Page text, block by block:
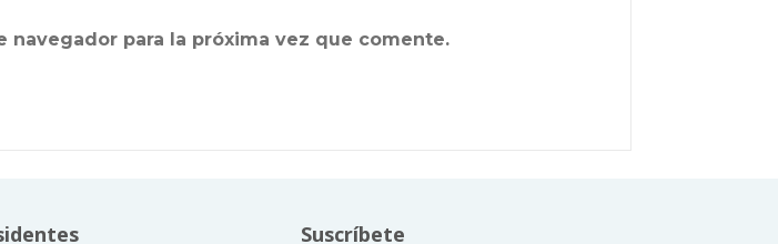
para la próxima vez que comente.
Suscríbete